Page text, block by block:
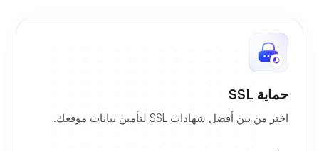
حماية SSL
اختر من بين أفضل شهادات SSL لتأمين بيانات موقعك.